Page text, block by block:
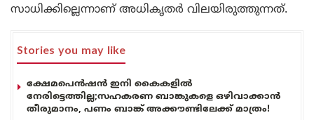
സാധിക്കില്ലെന്നാണ് അധികൃതർ വിലയിരുത്തുന്നത്.
Stories you may like
ക്ഷേമപെൻഷൻ ഇനി കൈകളിൽ
നേരിട്ടെത്തില്ല;സഹകരണ ബാങ്കുകളെ ഒഴിവാക്കാൻ
തീരുമാനം, പണം ബാങ്ക് അക്കൗണ്ടിലേക്ക് മാത്രം!